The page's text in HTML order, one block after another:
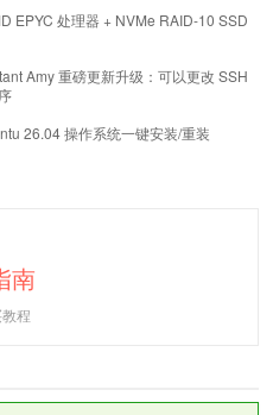
EPYC 处理器 + NVMe RAID-10 SSD
Amy 重磅更新升级：可以更改 SSH
26.04 操作系统一键安装/重装
南
程